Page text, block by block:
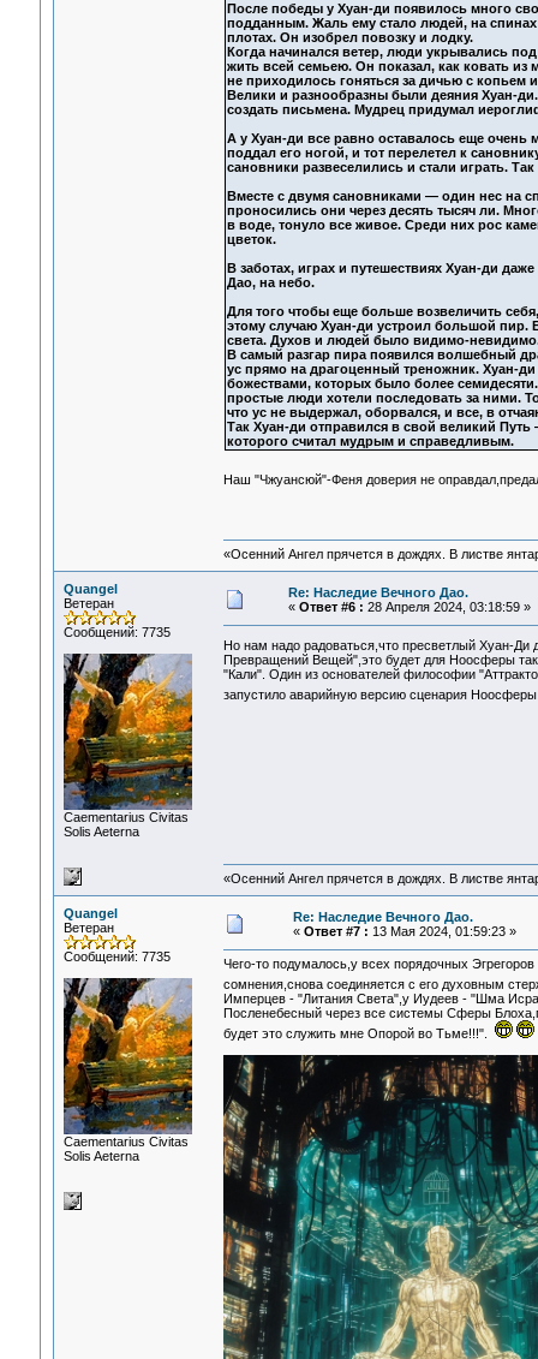
После победы у Хуан-ди появилось много
подданным. Жаль ему стало людей, на
плотах. Он изобрел повозку и лодку.
Когда начинался ветер, люди укрывались
жить всей семьею. Он показал, как ковать
не приходилось гоняться за дичью с копьем
Велики и разнообразны были деяния Хуан-
создать письмена. Мудрец придумал
А у Хуан-ди все равно оставалось еще
поддал его ногой, и тот перелетел к
сановники развеселились и стали играть.
Вместе с двумя сановниками — один нес на
проносились они через десять тысяч ли.
в воде, тонуло все живое. Среди них рос
цветок.
В заботах, играх и путешествиях Хуан-ди
Дао, на небо.
Для того чтобы еще больше возвеличить
этому случаю Хуан-ди устроил большой пир.
света. Духов и людей было видимо-
В самый разгар пира появился волшебный
ус прямо на драгоценный треножник. Хуан-ди
божествами, которых было более
простые люди хотели последовать за ними.
что ус не выдержал, оборвался, и все, в
Так Хуан-ди отправился в свой великий
которого считал мудрым и справедливым.
Наш "Чжуансюй"-Феня доверия не
«Осенний Ангел прячется в дождях. В листве
Quangel
Ветеран
Сообщений: 7735
Сaementarius Civitas
Solis Aeterna
Re: Наследие Вечного Дао.
« Ответ #6 : 28 Апреля 2024, 03:18:59 »
Но нам надо радоваться,что пресветлый Хуан-
Превращений Вещей",это будет для Ноосферы
"Кали". Один из основателей философии
запустило аварийную версию сценария
«Осенний Ангел прячется в дождях. В листве
Quangel
Ветеран
Сообщений: 7735
Сaementarius Civitas
Solis Aeterna
Re: Наследие Вечного Дао.
« Ответ #7 : 13 Мая 2024, 01:59:23 »
Чего-то подумалось,у всех порядочных
сомнения,снова соединяется с его духовным
Имперцев - "Литания Света",у Иудеев - "Шма
Посленебесный через все системы Сферы
будет это служить мне Опорой во Тьме!!!".